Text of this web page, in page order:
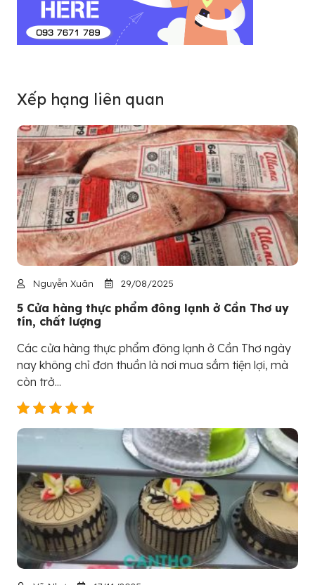
Xếp hạng liên quan
Nguyễn Xuân 29/08/2025
5 Cửa hàng thực phẩm đông lạnh ở Cần Thơ uy
tín, chất lượng
Các cửa hàng thực phẩm đông lạnh ở Cần Thơ ngày
nay không chỉ đơn thuần là nơi mua sắm tiện lợi, mà
còn trở...